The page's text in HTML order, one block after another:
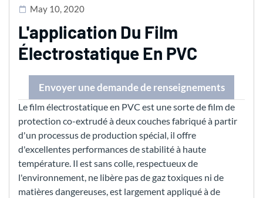
May 10, 2020
L'application Du Film
Électrostatique En PVC
Envoyer une demande de renseignements
Le film électrostatique en PVC est une sorte de film de
protection co-extrudé à deux couches fabriqué à partir
d'un processus de production spécial, il offre
d'excellentes performances de stabilité à haute
température. Il est sans colle, respectueux de
l'environnement, ne libère pas de gaz toxiques ni de
matières dangereuses, est largement appliqué à de